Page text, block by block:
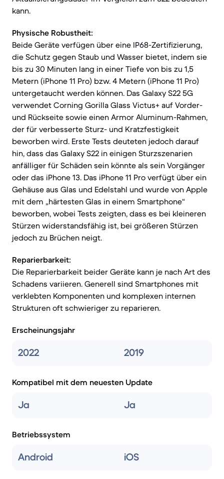
kann.
Physische Robustheit:
Beide Geräte verfügen über eine IP68-Zertifizierung,
die Schutz gegen Staub und Wasser bietet, indem sie
bis zu 30 Minuten lang in einer Tiefe von bis zu 1,5
Metern (iPhone 11 Pro) bzw. 4 Metern (iPhone 11 Pro)
untergetaucht werden können. Das Galaxy S22 5G
verwendet Corning Gorilla Glass Victus+ auf Vorder-
und Rückseite sowie einen Armor Aluminum-Rahmen,
der für verbesserte Sturz- und Kratzfestigkeit
beworben wird. Erste Tests deuteten jedoch darauf
hin, dass das Galaxy S22 in einigen Sturzszenarien
anfälliger für Schäden sein könnte als sein Vorgänger
oder das iPhone 13. Das iPhone 11 Pro verfügt über ein
Gehäuse aus Glas und Edelstahl und wurde von Apple
mit dem „härtesten Glas in einem Smartphone“
beworben, wobei Tests zeigten, dass es bei kleineren
Stürzen widerstandsfähig ist, bei größeren Stürzen
jedoch zu Brüchen neigt.
Reparierbarkeit:
Die Reparierbarkeit beider Geräte kann je nach Art des
Schadens variieren. Generell sind Smartphones mit
verklebten Komponenten und komplexen internen
Strukturen oft schwieriger zu reparieren.
Erscheinungsjahr
2022 2019
Kompatibel mit dem neuesten Update
Ja Ja
Betriebssystem
Android iOS